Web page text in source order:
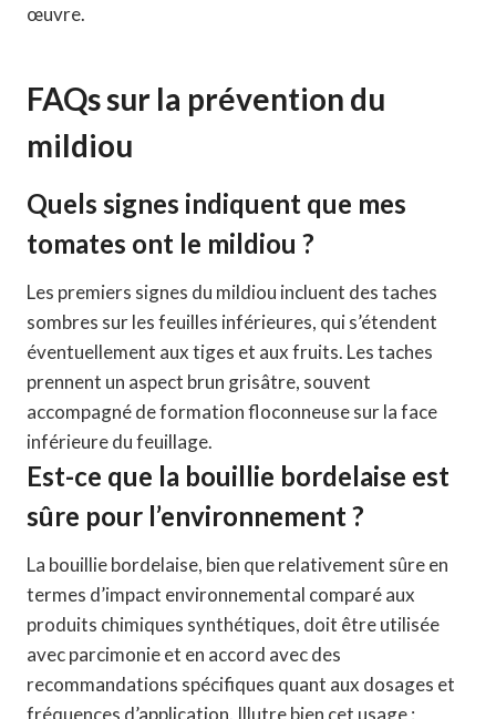
œuvre.
FAQs sur la prévention du
mildiou
Quels signes indiquent que mes
tomates ont le mildiou ?
Les premiers signes du mildiou incluent des taches
sombres sur les feuilles inférieures, qui s’étendent
éventuellement aux tiges et aux fruits. Les taches
prennent un aspect brun grisâtre, souvent
accompagné de formation floconneuse sur la face
inférieure du feuillage.
Est-ce que la bouillie bordelaise est
sûre pour l’environnement ?
La bouillie bordelaise, bien que relativement sûre en
termes d’impact environnemental comparé aux
produits chimiques synthétiques, doit être utilisée
avec parcimonie et en accord avec des
recommandations spécifiques quant aux dosages et
fréquences d’application. Illutre bien cet usage :